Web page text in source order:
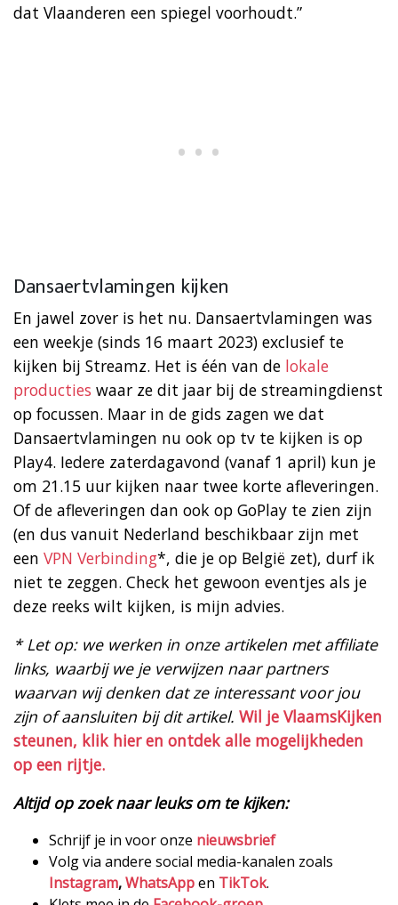
dat Vlaanderen een spiegel voorhoudt.”
Dansaertvlamingen kijken
En jawel zover is het nu. Dansaertvlamingen was
een weekje (sinds 16 maart 2023) exclusief te
kijken bij Streamz. Het is één van de lokale
producties waar ze dit jaar bij de streamingdienst
op focussen. Maar in de gids zagen we dat
Dansaertvlamingen nu ook op tv te kijken is op
Play4. Iedere zaterdagavond (vanaf 1 april) kun je
om 21.15 uur kijken naar twee korte afleveringen.
Of de afleveringen dan ook op GoPlay te zien zijn
(en dus vanuit Nederland beschikbaar zijn met
een VPN Verbinding*, die je op België zet), durf ik
niet te zeggen. Check het gewoon eventjes als je
deze reeks wilt kijken, is mijn advies.
* Let op: we werken in onze artikelen met affiliate
links, waarbij we je verwijzen naar partners
waarvan wij denken dat ze interessant voor jou
zijn of aansluiten bij dit artikel. Wil je VlaamsKijken
steunen, klik hier en ontdek alle mogelijkheden
op een rijtje.
Altijd op zoek naar leuks om te kijken:
Schrijf je in voor onze nieuwsbrief
Volg via andere social media-kanalen zoals
Instagram,WhatsAppen TikTok.